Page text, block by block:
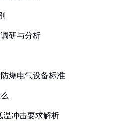
研与分析
爆电气设备标准
温冲击要求解析